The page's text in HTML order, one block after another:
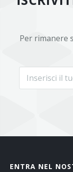
Per rimanere
ENTRA NEL